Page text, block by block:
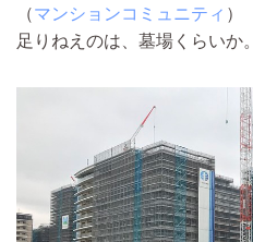
（マンションコミュニティ ）
足りねえのは、墓場くらいか。